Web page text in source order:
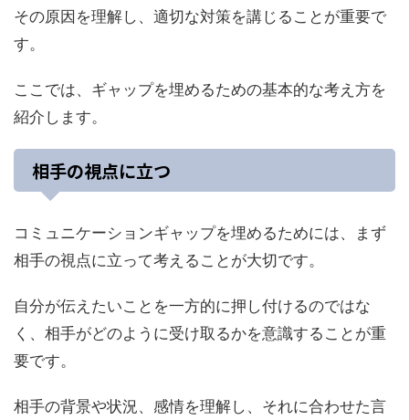
その原因を理解し、適切な対策を講じることが重要で
す。
ここでは、ギャップを埋めるための基本的な考え方を
紹介します。
相手の視点に立つ
コミュニケーションギャップを埋めるためには、まず
相手の視点に立って考えることが大切です。
自分が伝えたいことを一方的に押し付けるのではな
く、相手がどのように受け取るかを意識することが重
要です。
相手の背景や状況、感情を理解し、それに合わせた言